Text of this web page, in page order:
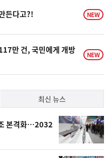
락
든다고?! NEW
만 건, 국민에게 개방
NEW
최신 뉴스
본격화…2032